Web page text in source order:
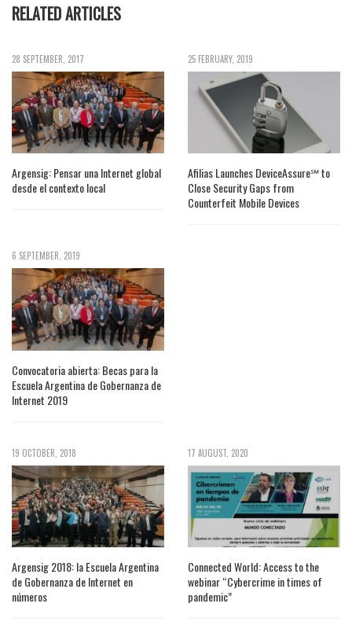
RELATED ARTICLES
28 SEPTEMBER, 2017
Argensig: Pensar una Internet global
desde el contexto local
25 FEBRUARY, 2019
Afilias Launches DeviceAssure℠ to
Close Security Gaps from
Counterfeit Mobile Devices
6 SEPTEMBER, 2019
Convocatoria abierta: Becas para la
Escuela Argentina de Gobernanza de
Internet 2019
19 OCTOBER, 2018
Argensig 2018: la Escuela Argentina
de Gobernanza de Internet en
números
17 AUGUST, 2020
Connected World: Access to the
webinar “Cybercrime in times of
pandemic”